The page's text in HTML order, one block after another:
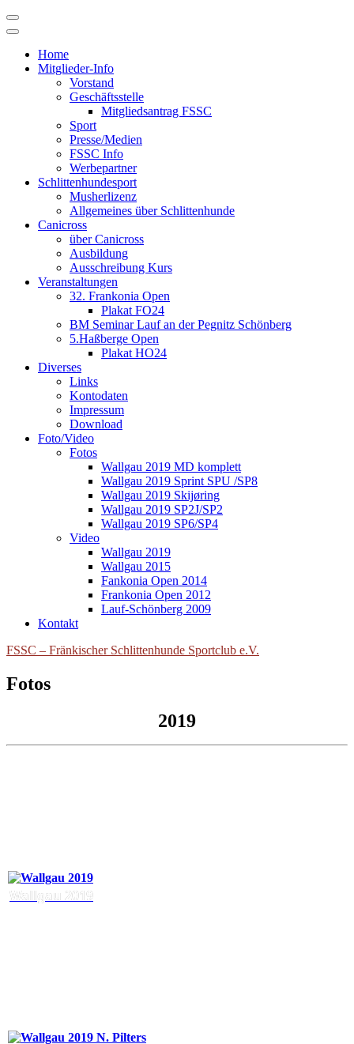
Skip
to
Home
Mitglieder-Info
Vorstand
Geschäftsstelle
Mitgliedsantrag FSSC
Sport
Presse/Medien
FSSC Info
Werbepartner
Schlittenhundesport
Musherlizenz
Allgemeines über Schlittenhunde
Canicross
über Canicross
Ausbildung
Ausschreibung Kurs
Veranstaltungen
32. Frankonia Open
Plakat FO24
BM Seminar Lauf an der Pegnitz Schönberg
5.Haßberge Open
Plakat HO24
Diverses
Links
Kontodaten
Impressum
Download
Foto/Video
Fotos
Wallgau 2019 MD komplett
Wallgau 2019 Sprint SPU /SP8
Wallgau 2019 Skijøring
Wallgau 2019 SP2J/SP2
Wallgau 2019 SP6/SP4
Video
Wallgau 2019
Wallgau 2015
Fankonia Open 2014
Frankonia Open 2012
Lauf-Schönberg 2009
Kontakt
FSSC – Fränkischer Schlittenhunde Sportclub e.V.
Fotos
2019
Wallgau 2019